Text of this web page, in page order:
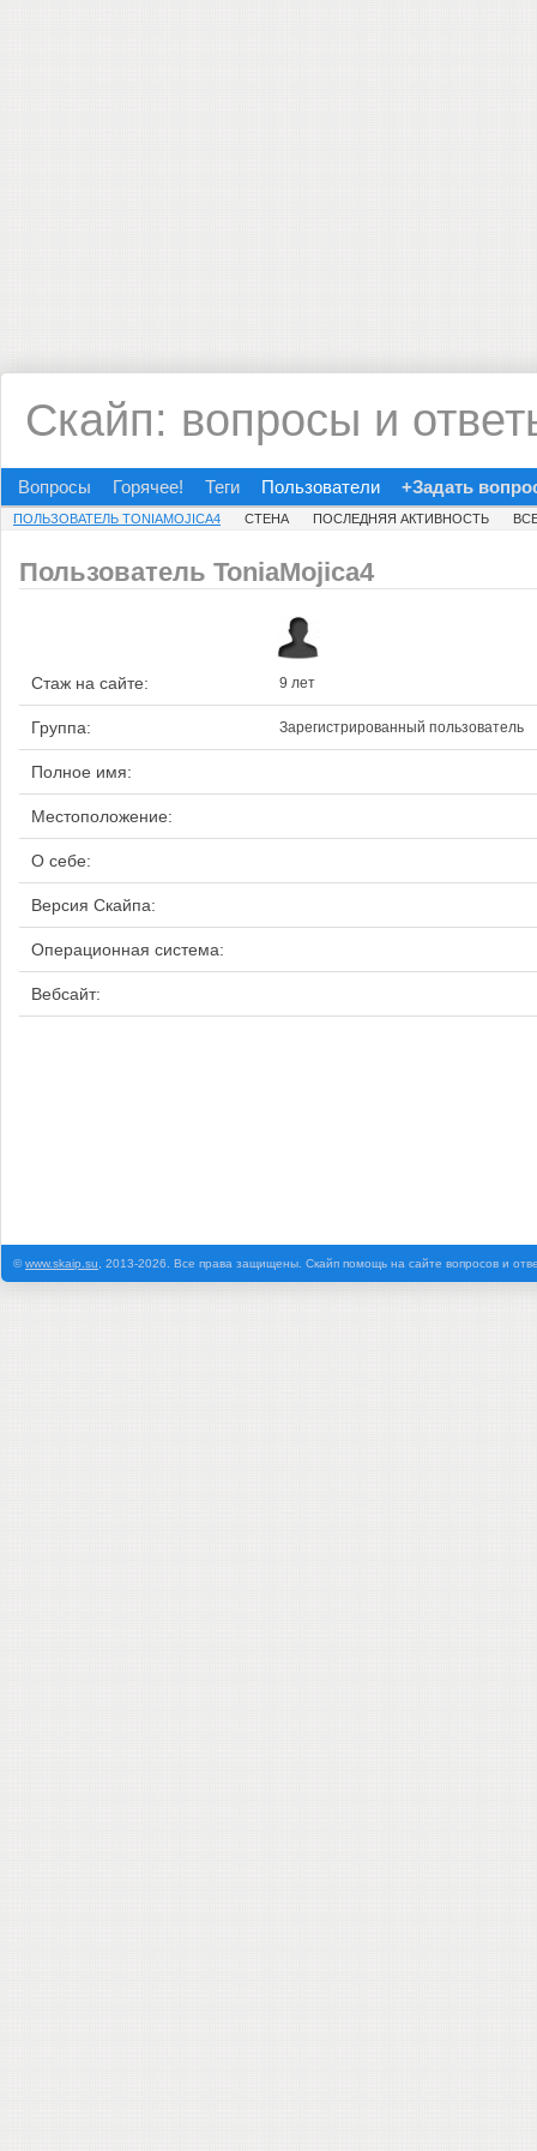
Скайп: вопросы и
Вопросы Горячее! Теги Пользователи +Задать
ПОЛЬЗОВАТЕЛЬ TONIAMOJICA4 СТЕНА ПОСЛЕДНЯЯ АКТИВНОСТЬ
Пользователь ToniaMojica4
Стаж на сайте: 9 лет
Группа: Зарегистрированный пользователь
Полное имя:
Местоположение:
О себе:
Версия Скайпа:
Операционная система:
Вебсайт:
©www.skaip.su , 2013-2026. Все права защищены. Скайп помощь на сайте вопросов и